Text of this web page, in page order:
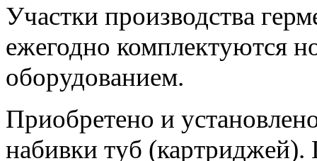
Участки производства
ежегодно комплектуются
оборудованием.
Приобретено и
набивки туб (картриджей).